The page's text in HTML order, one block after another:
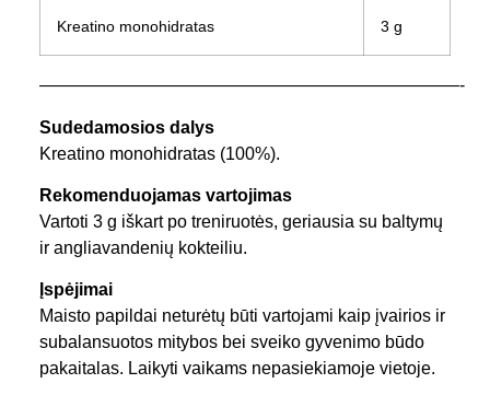
Kreatino monohidratas 3 g
————————————————————————-
Sudedamosios dalys
Kreatino monohidratas (100%).
Rekomenduojamas vartojimas
Vartoti 3 g iškart po treniruotės, geriausia su baltymų
ir angliavandenių kokteiliu.
Įspėjimai
Maisto papildai neturėtų būti vartojami kaip įvairios ir
subalansuotos mitybos bei sveiko gyvenimo būdo
pakaitalas. Laikyti vaikams nepasiekiamoje vietoje.